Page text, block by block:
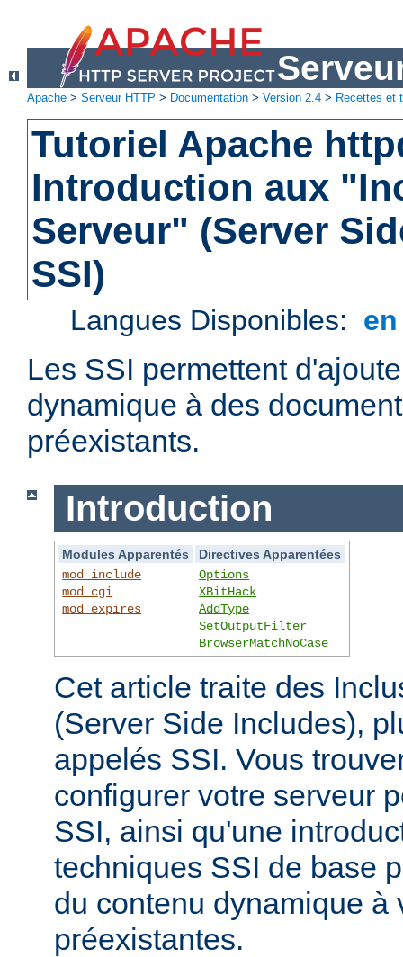
Apache > Serveur HTTP > Documentation > Version 2.4 > Recettes et
Tutoriel Apache
Introduction aux
Serveur" (Server
SSI)
Langues Disponibles:
Les SSI permettent
dynamique à des
préexistants.
Introduction
Modules Apparentés
Directives Apparentées
mod_include
mod_cgi
mod_expires
Options
XBitHack
AddType
SetOutputFilter
BrowserMatchNoCase
Cet article traite des
(Server Side Includes),
appelés SSI. Vous
configurer votre serveur
SSI, ainsi qu'une
techniques SSI de base
du contenu dynamique à
préexistantes.